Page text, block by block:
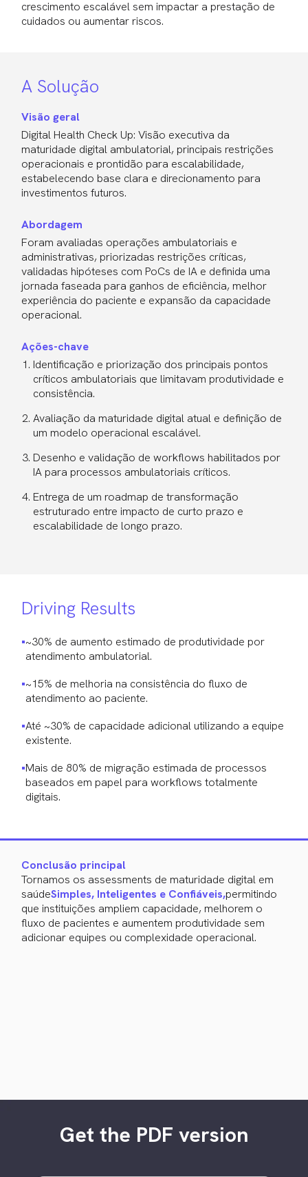
crescimento escalável sem impactar a prestação de
cuidados ou aumentar riscos.
A Solução
Visão geral
Digital Health Check Up: Visão executiva da
maturidade digital ambulatorial, principais restrições
operacionais e prontidão para escalabilidade,
estabelecendo base clara e direcionamento para
investimentos futuros.
Abordagem
Foram avaliadas operações ambulatoriais e
administrativas, priorizadas restrições críticas,
validadas hipóteses com PoCs de IA e definida uma
jornada faseada para ganhos de eficiência, melhor
experiência do paciente e expansão da capacidade
operacional.
Ações-chave
Identificação e priorização dos principais pontos
críticos ambulatoriais que limitavam produtividade e
consistência.
Avaliação da maturidade digital atual e definição de
um modelo operacional escalável.
Desenho e validação de workflows habilitados por
IA para processos ambulatoriais críticos.
Entrega de um roadmap de transformação
estruturado entre impacto de curto prazo e
escalabilidade de longo prazo.
Driving Results
~30% de aumento estimado de produtividade por
atendimento ambulatorial.
~15% de melhoria na consistência do fluxo de
atendimento ao paciente.
Até ~30% de capacidade adicional utilizando a equipe
existente.
Mais de 80% de migração estimada de processos
baseados em papel para workflows totalmente
digitais.
Conclusão principal
Tornamos os assessments de maturidade digital em
saúdeSimples, Inteligentes e Confiáveis,permitindo
que instituições ampliem capacidade, melhorem o
fluxo de pacientes e aumentem produtividade sem
adicionar equipes ou complexidade operacional.
Get the PDF version